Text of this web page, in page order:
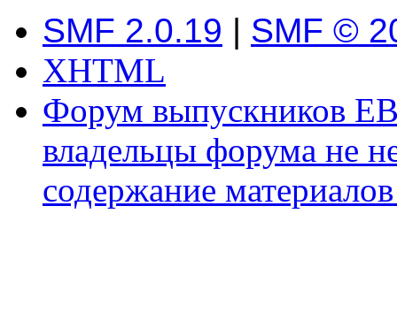
SMF 2.0.19 | SMF ©
XHTML
Форум выпускников
владельцы форума не
содержание